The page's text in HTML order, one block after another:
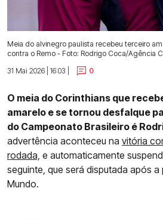
Meia do alvinegro paulista recebeu terceiro
contra o Remo - Foto: Rodrigo Coca/Agência
31 Mai 2026 | 16:03 |
0
O meia do Corinthians que
amarelo e se tornou desfalque
do Campeonato Brasileiro é
advertência aconteceu na vitória
rodada, e automaticamente
seguinte, que será disputada após
Mundo.